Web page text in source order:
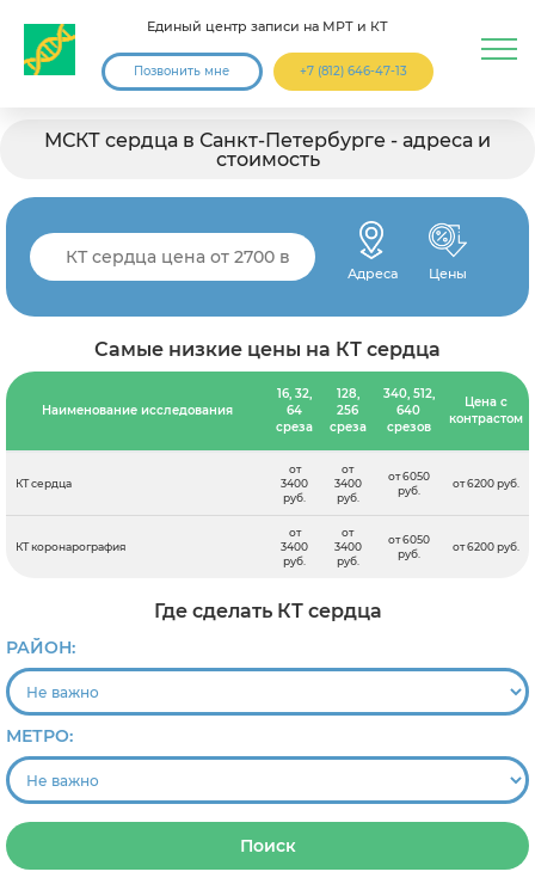
Единый центр записи на МРТ и КТ
Позвонить мне +7 (812) 646-47-13
МСКТ сердца в Санкт-Петербурге - адреса и
стоимость
Адреса Цены
Самые низкие цены на КТ сердца
Наименование исследования
16, 32,
64
среза
128,
256
среза
340, 512,
640
срезов
Цена с
контрастом
КТ сердца
от
3400
руб.
от
3400
руб.
от 6050
руб.
от 6200 руб.
КТ коронарография
от
3400
руб.
от
3400
руб.
от 6050
руб.
от 6200 руб.
Где сделать КТ сердца
РАЙОН:
МЕТРО:
Поиск